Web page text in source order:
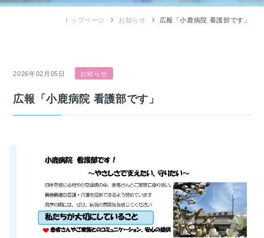
トップページ お知らせ 広報「小鹿病院 看護部です」
2026年02月05日 お知らせ
広報「小鹿病院 看護部です」